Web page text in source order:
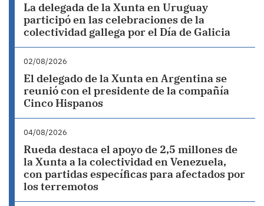
La delegada de la Xunta en Uruguay
participó en las celebraciones de la
colectividad gallega por el Día de Galicia
02/08/2026
El delegado de la Xunta en Argentina se
reunió con el presidente de la compañía
Cinco Hispanos
04/08/2026
Rueda destaca el apoyo de 2,5 millones de
la Xunta a la colectividad en Venezuela,
con partidas específicas para afectados por
los terremotos